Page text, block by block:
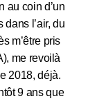
au coin d’un
l’air, du
m’être pris
me revoilà
2018, déjà.
9 ans que